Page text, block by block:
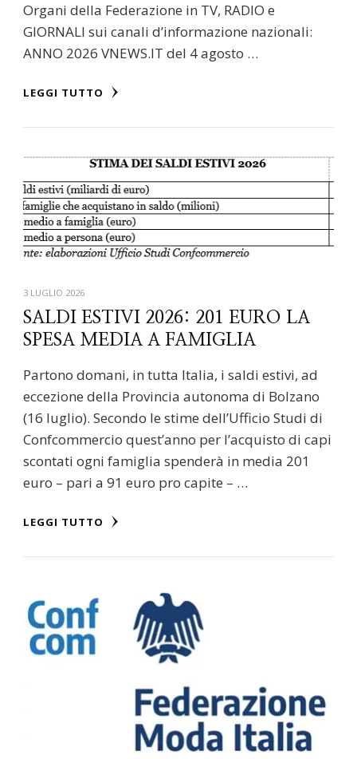
Organi della Federazione in TV, RADIO e
GIORNALI sui canali d’informazione nazionali:
ANNO 2026 VNEWS.IT del 4 agosto …
LEGGI TUTTO
3 LUGLIO 2026
SALDI ESTIVI 2026: 201 EURO LA
SPESA MEDIA A FAMIGLIA
Partono domani, in tutta Italia, i saldi estivi, ad
eccezione della Provincia autonoma di Bolzano
(16 luglio). Secondo le stime dell’Ufficio Studi di
Confcommercio quest’anno per l’acquisto di capi
scontati ogni famiglia spenderà in media 201
euro – pari a 91 euro pro capite – …
LEGGI TUTTO